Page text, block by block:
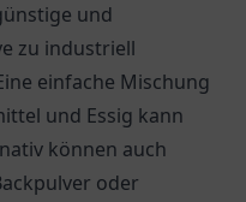
und
zu industriell
einfache Mischung
und Essig kann
können auch
oder